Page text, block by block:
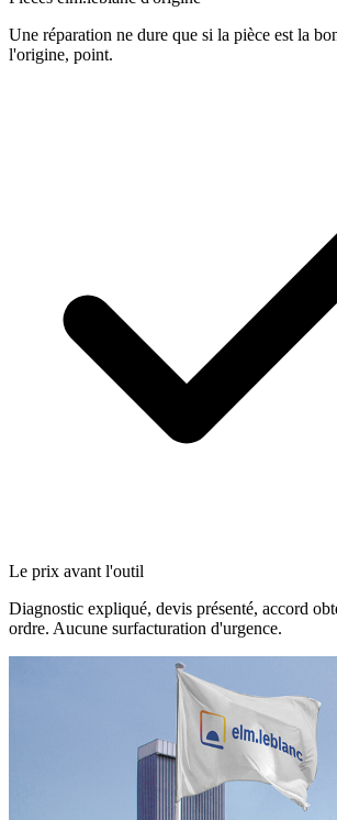
Une réparation ne dure que si la pièce est la
l'origine, point.
Le prix avant l'outil
Diagnostic expliqué, devis présenté, accord
ordre. Aucune surfacturation d'urgence.